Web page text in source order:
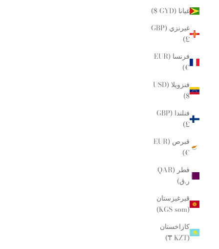
غيانا (GYD $)
غيرنزي (GBP
£)
فرنسا (EUR
€)
فنزويلا (USD
$)
فنلندا (GBP
£)
قبرص (EUR
€)
قطر (QAR
ر.ق)
قيرغيزستان
(KGS som)
كازاخستان
(KZT ₸)